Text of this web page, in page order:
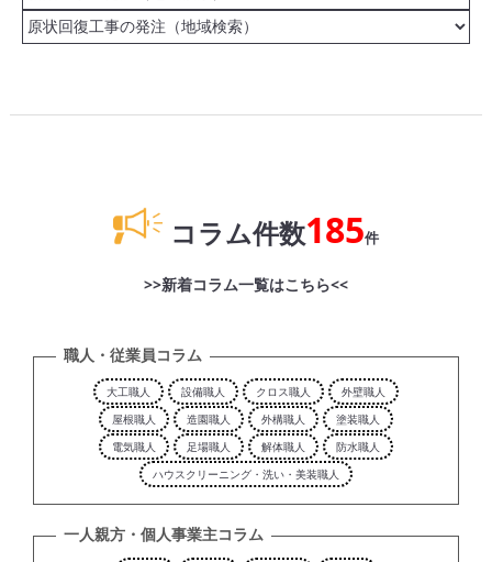
コラム件数185件
>>新着コラム一覧はこちら<<
職人・従業員コラム
大工職人 設備職人 クロス職人
外壁職人
屋根職人
造園職人 外構職人
塗装職人
電気職人
足場職人 解体職人
防水職人
ハウスクリーニング・洗い・美装職人
一人親方・個人事業主コラム